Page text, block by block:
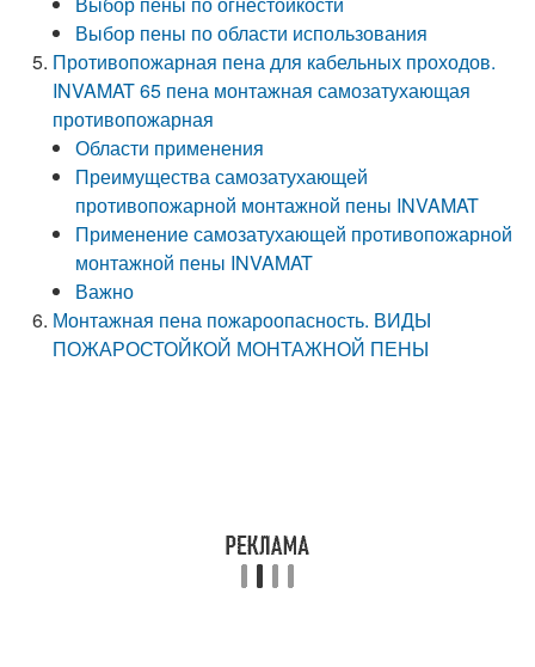
Выбор пены по области использования
Противопожарная пена для кабельных проходов.
INVAMAT 65 пена монтажная самозатухающая
противопожарная
Области применения
Преимущества самозатухающей
противопожарной монтажной пены INVAMAT
Применение самозатухающей противопожарной
монтажной пены INVAMAT
Важно
Монтажная пена пожароопасность. ВИДЫ
ПОЖАРОСТОЙКОЙ МОНТАЖНОЙ ПЕНЫ